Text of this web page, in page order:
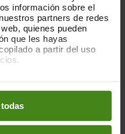
información sobre el
partners de redes
quienes pueden
que les hayas
a partir del uso
Política de Cookieso
en:
ZARAGOZA